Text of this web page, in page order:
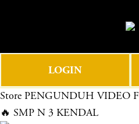
e
e
n
u
LOGIN
Store PENGUNDUH VIDEO
🔥 SMP N 3 KENDAL